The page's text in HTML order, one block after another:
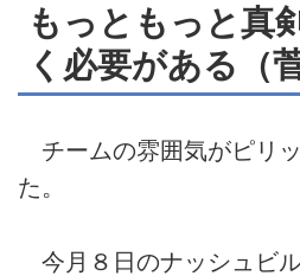
もっともっと真
く必要がある（
チームの雰囲気がピリ
た。
今月８日のナッシュビ